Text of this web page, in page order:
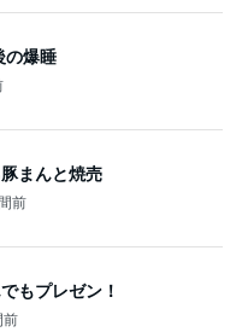
の爆睡
まんと焼売
前
もプレゼン！
前